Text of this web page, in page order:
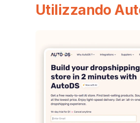
Utilizzando